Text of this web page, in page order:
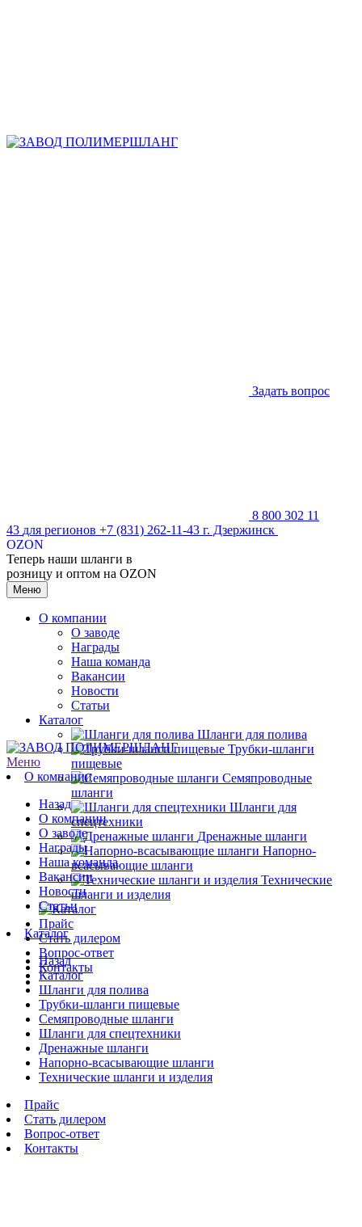
Задать вопрос
8 800 302 11
43 для регионов +7 (831) 262-11-43 г. Дзержинск
OZON
Теперь наши шланги в
розницу и оптом на OZON
Меню
О компании
О заводе
Награды
Наша команда
Вакансии
Новости
Статьи
Каталог
Шланги для полива
Трубки-шланги
пищевые
Семяпроводные
шланги
Шланги для
спецтехники
Дренажные шланги
Напорно-
всасывающие шланги
Технические
шланги и изделия
Прайс
Стать дилером
Вопрос-ответ
Контакты
Меню
О компании
Назад
О компании
О заводе
Награды
Наша команда
Вакансии
Новости
Статьи
Каталог
Назад
Каталог
Шланги для полива
Трубки-шланги пищевые
Семяпроводные шланги
Шланги для спецтехники
Дренажные шланги
Напорно-всасывающие шланги
Технические шланги и изделия
Прайс
Стать дилером
Вопрос-ответ
Контакты